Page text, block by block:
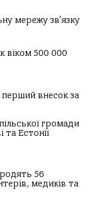
мережу зв’язку
віком 500 000
внесок за
громади
та Естонії
56
медиків та